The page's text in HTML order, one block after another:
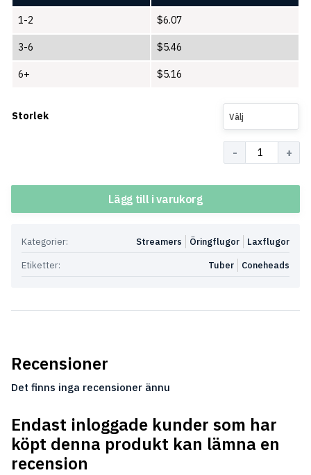
1-2 $6.07
3-6 $5.46
6+ $5.16
Storlek Välj
Lägg till i varukorg
Kategorier: Laxflugor
Öringflugor
Streamers
Etiketter:
Coneheads
Tuber
Recensioner
Det finns inga recensioner ännu
Endast inloggade kunder som har
köpt denna produkt kan lämna en
recension